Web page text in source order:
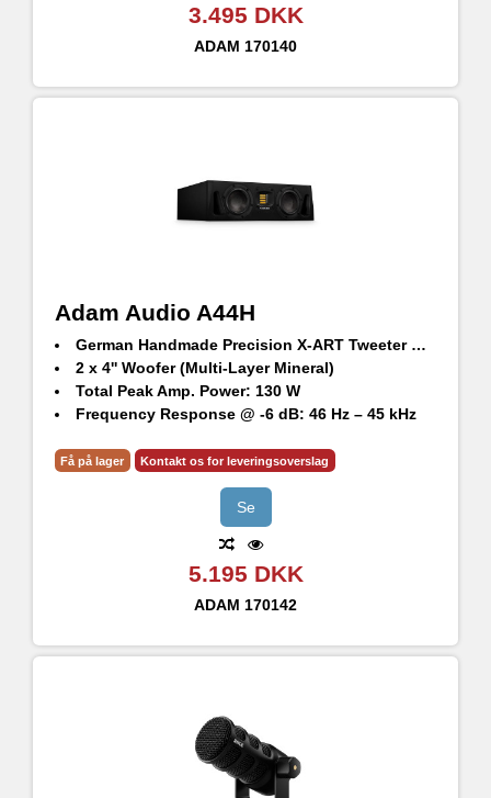
3.495 DKK
ADAM 170140
Adam Audio A44H
German Handmade Precision X-ART Tweeter with rotatable HPS waveguide
2 x 4'' Woofer (Multi-Layer Mineral)
Total Peak Amp. Power: 130 W
Frequency Response @ -6 dB: 46 Hz – 45 kHz
Få på lager Kontakt os for leveringsoverslag
Se
5.195 DKK
ADAM 170142